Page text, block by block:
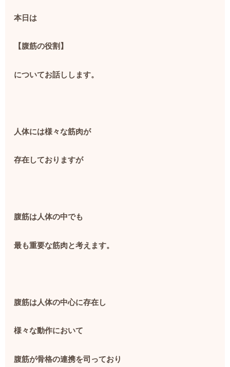
本日は
【腹筋の役割】
についてお話しします。
人体には様々な筋肉が
存在しておりますが
腹筋は人体の中でも
最も重要な筋肉と考えます。
腹筋は人体の中心に存在し
様々な動作において
腹筋が骨格の連携を司っており